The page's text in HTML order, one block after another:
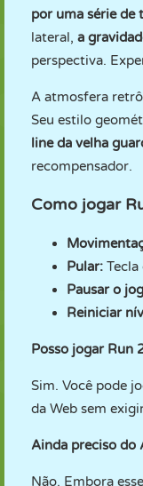
por uma série de
lateral, a
perspectiva.
A atmosfera retrô
Seu estilo
line da velha
recompensador.
Como jogar
Pular:
Pausar o
Reiniciar
Posso jogar Run
Sim. Você pode
da Web sem
Ainda preciso do
Não. Embora